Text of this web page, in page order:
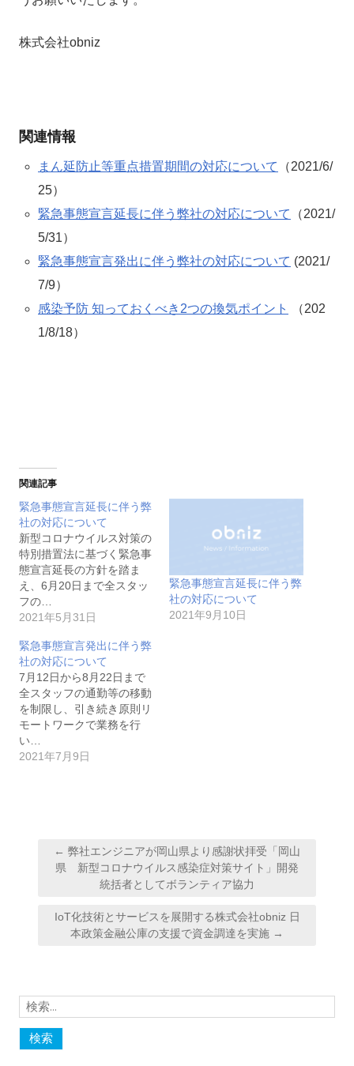
株式会社obniz
関連情報
まん延防止等重点措置期間の対応について
（2021/6/
25）
緊急事態宣言延長に伴う弊社の対応について
（2021/
5/31）
緊急事態宣言発出に伴う弊社の対応について (2021/
7/9）
感染予防 知っておくべき2つの換気ポイント
（202
1/8/18）
関連記事
緊急事態宣言延長に伴う弊
社の対応について
新型コロナウイルス対策の
特別措置法に基づく緊急事
態宣言延長の方針を踏ま
え、6月20日まで全スタッ
フの…
2021年5月31日
緊急事態宣言延長に伴う弊
社の対応について
2021年9月10日
緊急事態宣言発出に伴う弊
社の対応について
7月12日から8月22日まで
全スタッフの通勤等の移動
を制限し、引き続き原則リ
モートワークで業務を行
い…
2021年7月9日
ョ
ン
← 弊社エンジニアが岡山県より感謝状拝受「岡山
県 新型コロナウイルス感染症対策サイト」開発
統括者としてボランティア協力
IoT化技術とサービスを展開する株式会社obniz 日
本政策金融公庫の支援で資金調達を実施 →
検